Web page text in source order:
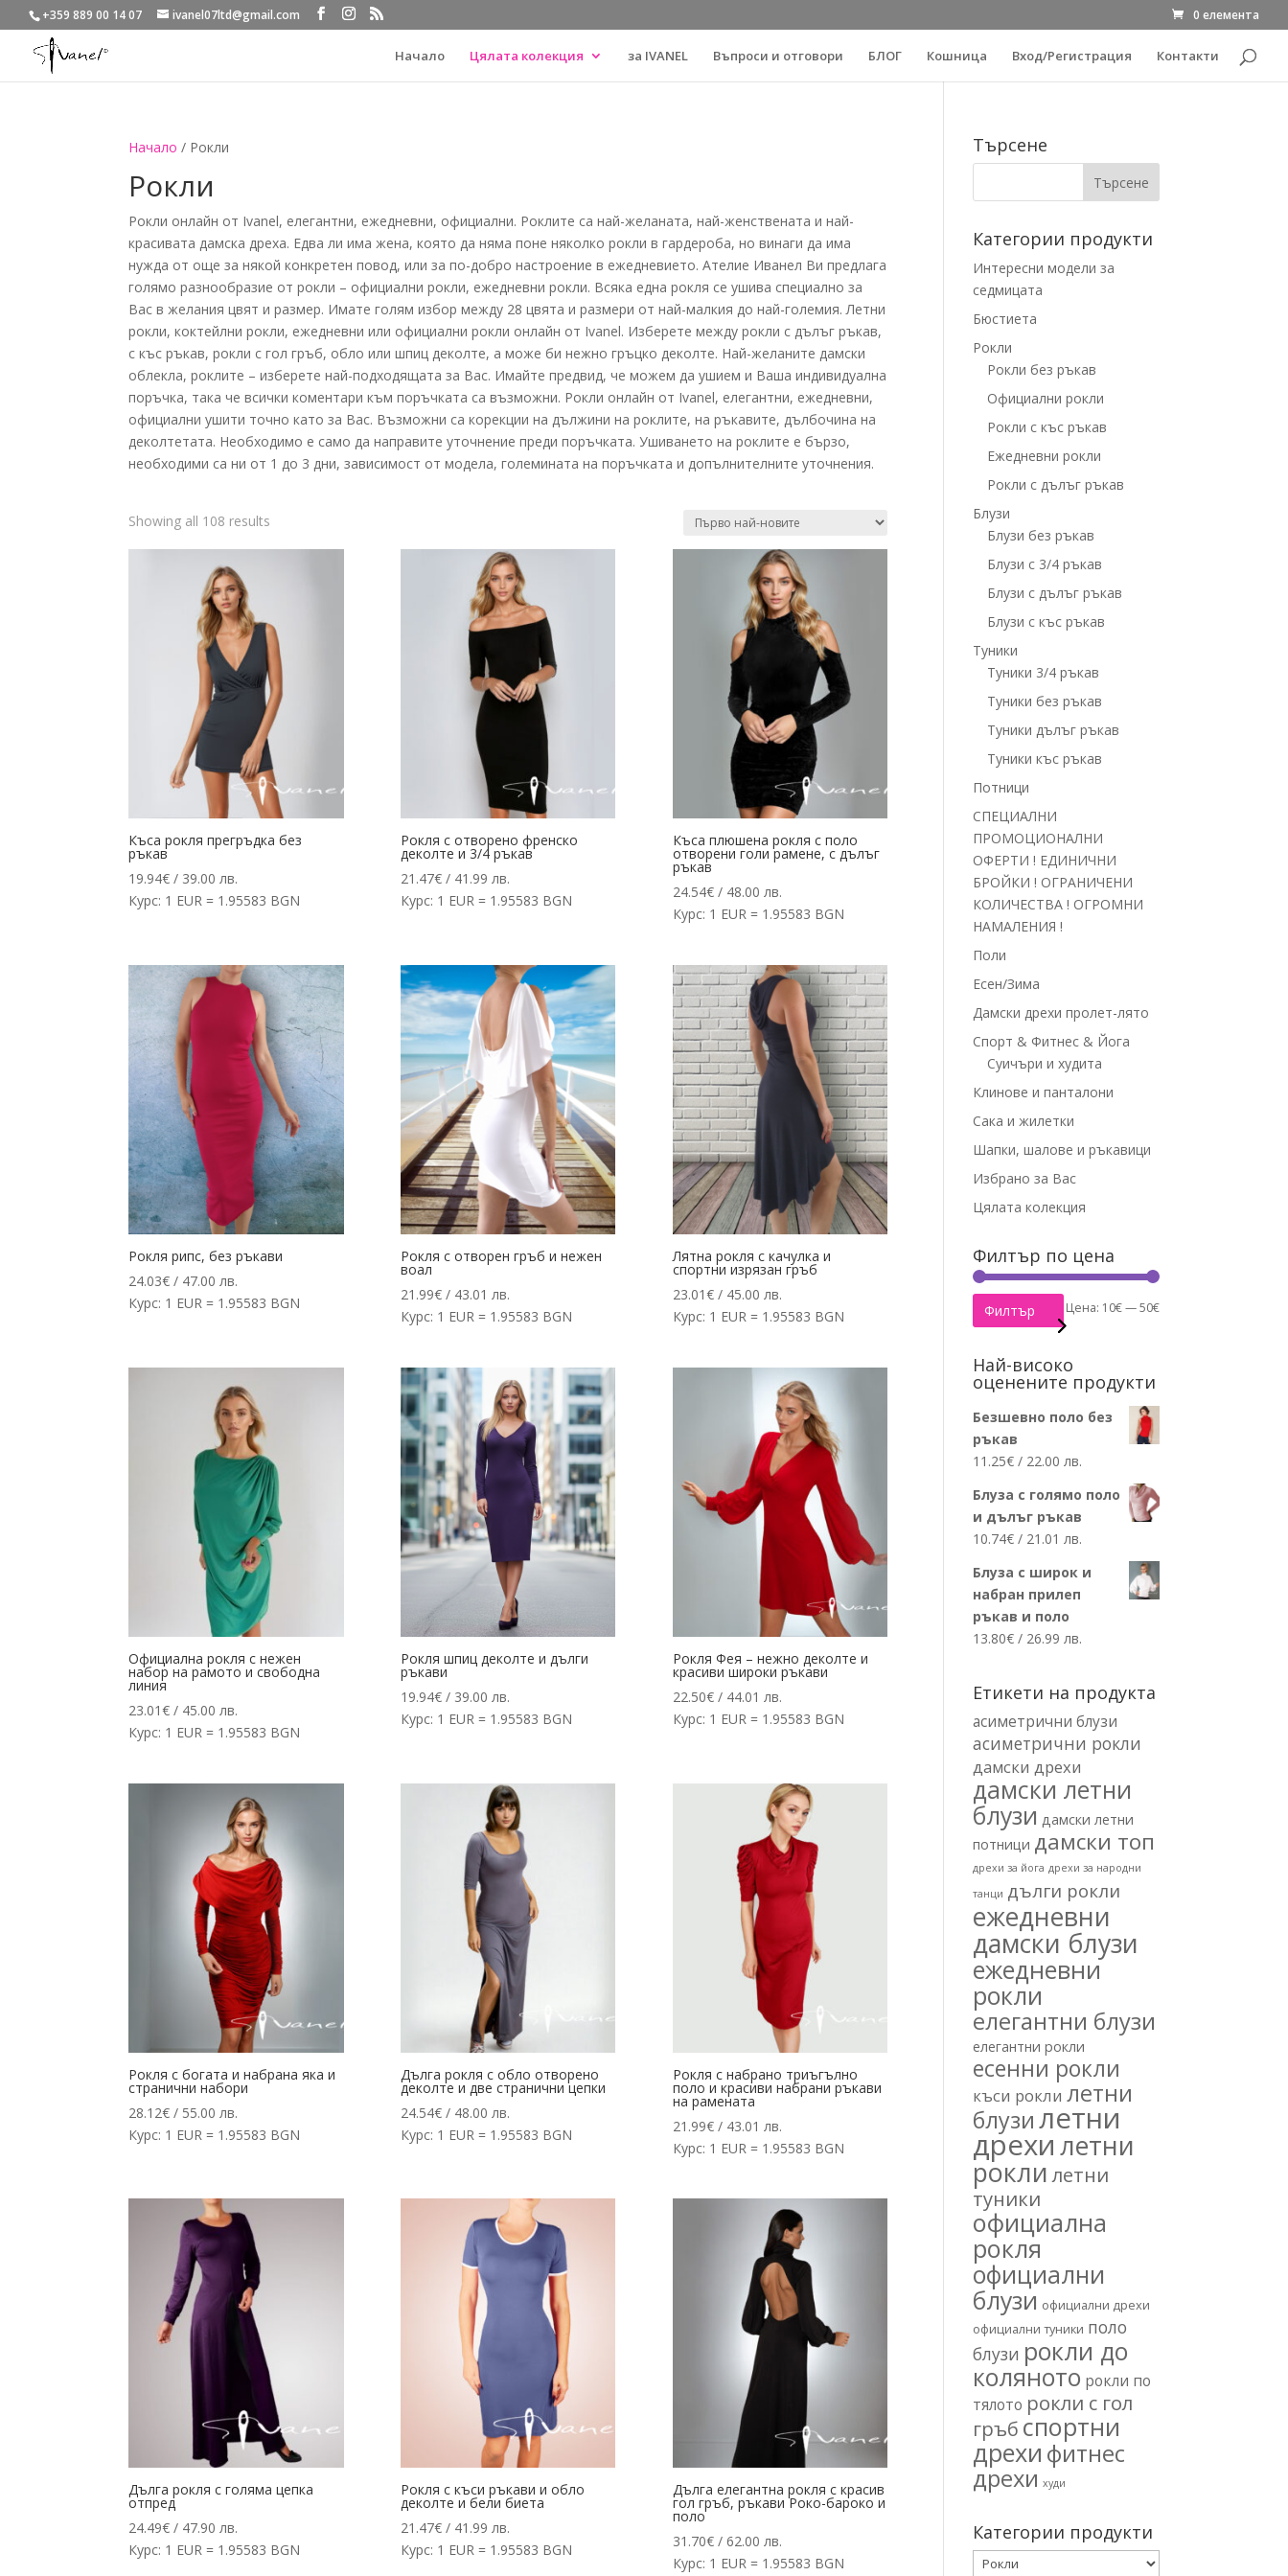
+359 889 00 14 07 ivanel07ltd@gmail.com 0 елемента
Начало Цялата колекция за IVANEL Въпроси и отговори БЛОГ Кошница Вход/Регистрация Контакти
Начало / Рокли
Рокли
Рокли онлайн от Ivanel, елегантни, ежедневни, официални. Роклите са най-желаната, най-женствената и най-
красивата дамска дреха. Едва ли има жена, която да няма поне няколко рокли в гардероба, но винаги да има
нужда от още за някой конкретен повод, или за по-добро настроение в ежедневието. Ателие Иванел Ви предлага
голямо разнообразие от рокли – официални рокли, ежедневни рокли. Всяка една рокля се ушива специално за
Вас в желания цвят и размер. Имате голям избор между 28 цвята и размери от най-малкия до най-големия. Летни
рокли, коктейлни рокли, ежедневни или официални рокли онлайн от Ivanel. Изберете между рокли с дълъг ръкав,
с къс ръкав, рокли с гол гръб, обло или шпиц деколте, а може би нежно гръцко деколте. Най-желаните дамски
облекла, роклите – изберете най-подходящата за Вас. Имайте предвид, че можем да ушием и Ваша индивидуална
поръчка, така че всички коментари към поръчката са възможни. Рокли онлайн от Ivanel, елегантни, ежедневни,
официални ушити точно като за Вас. Възможни са корекции на дължини на роклите, на ръкавите, дълбочина на
деколтетата. Необходимо е само да направите уточнение преди поръчката. Ушиването на роклите е бързо,
необходими са ни от 1 до 3 дни, зависимост от модела, големината на поръчката и допълнителните уточнения.
Showing all 108 results
Къса рокля прегръдка без
ръкав
19.94€ / 39.00 лв.
Курс: 1 EUR = 1.95583 BGN
Рокля с отворено френско
деколте и 3/4 ръкав
21.47€/ 41.99 лв.
Курс: 1 EUR = 1.95583 BGN
Къса плюшена рокля с поло
отворени голи рамене, с дълъг
ръкав
24.54€/ 48.00 лв.
Курс: 1 EUR = 1.95583 BGN
Рокля рипс, без ръкави
24.03€ / 47.00 лв.
Курс: 1 EUR = 1.95583 BGN
Рокля с отворен гръб и нежен
воал
21.99€/ 43.01 лв.
Курс: 1 EUR = 1.95583 BGN
Лятна рокля с качулка и
спортни изрязан гръб
23.01€/ 45.00 лв.
Курс: 1 EUR = 1.95583 BGN
Официална рокля с нежен
набор на рамото и свободна
линия
23.01€ / 45.00 лв.
Курс: 1 EUR = 1.95583 BGN
Рокля шпиц деколте и дълги
ръкави
19.94€/ 39.00 лв.
Курс: 1 EUR = 1.95583 BGN
Рокля Фея – нежно деколте и
красиви широки ръкави
22.50€/ 44.01 лв.
Курс: 1 EUR = 1.95583 BGN
Рокля с богата и набрана яка и
странични набори
28.12€ / 55.00 лв.
Курс: 1 EUR = 1.95583 BGN
Дълга рокля с обло отворено
деколте и две странични цепки
24.54€/ 48.00 лв.
Курс: 1 EUR = 1.95583 BGN
Рокля с набрано триъгълно
поло и красиви набрани ръкави
на рамената
21.99€/ 43.01 лв.
Курс: 1 EUR = 1.95583 BGN
Дълга рокля с голяма цепка
отпред
24.49€ / 47.90 лв.
Курс: 1 EUR = 1.95583 BGN
Рокля с къси ръкави и обло
деколте и бели биета
21.47€/ 41.99 лв.
Курс: 1 EUR = 1.95583 BGN
Дълга елегантна рокля с красив
гол гръб, ръкави Роко-бароко и
поло
31.70€/ 62.00 лв.
Курс: 1 EUR = 1.95583 BGN
Търсене
Категории продукти
Интересни модели за
седмицата
Бюстиета
Рокли
Рокли без ръкав
Официални рокли
Рокли с къс ръкав
Ежедневни рокли
Рокли с дълъг ръкав
Блузи
Блузи без ръкав
Блузи с 3/4 ръкав
Блузи с дълъг ръкав
Блузи с къс ръкав
Туники
Туники 3/4 ръкав
Туники без ръкав
Туники дълъг ръкав
Туники къс ръкав
Потници
СПЕЦИАЛНИ
ПРОМОЦИОНАЛНИ
ОФЕРТИ ! ЕДИНИЧНИ
БРОЙКИ ! ОГРАНИЧЕНИ
КОЛИЧЕСТВА ! ОГРОМНИ
НАМАЛЕНИЯ !
Поли
Есен/Зима
Дамски дрехи пролет-лято
Спорт & Фитнес & Йога
Суичъри и худита
Клинове и панталони
Сака и жилетки
Шапки, шалове и ръкавици
Избрано за Вас
Цялата колекция
Филтър по цена
Минимална
Максимална
Филтър Цена: 10€—50€
Най-високо
оценените продукти
Безшевно поло без
ръкав
11.25€ / 22.00 лв.
Блуза с голямо поло
и дълъг ръкав
10.74€ / 21.01 лв.
Блуза с широк и
набран прилеп
ръкав и поло
13.80€ / 26.99 лв.
Етикети на продукта
асиметрични блузи
асиметрични рокли
дамски дрехи
дамски летни
блузи дамски летни
потници дамски топ
дрехи за йога дрехи за народни
танци дълги рокли
ежедневни
дамски блузи
ежедневни
рокли
елегантни блузи
елегантни рокли
есенни рокли
къси рокли летни
блузилетни
дрехилетни
рокли летни
туники
официална
рокля
официални
блузи официални дрехи
официални туники поло
блузи рокли до
коляното рокли по
тялото рокли с гол
гръб спортни
дрехи фитнес
дрехи худи
Категории продукти